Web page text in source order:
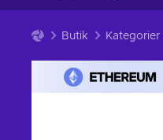
Butik Kategorier